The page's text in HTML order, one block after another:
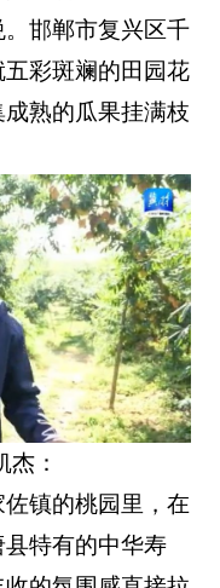
邯郸市复兴区千
彩斑斓的田园花
熟的瓜果挂满枝
：
镇的桃园里，在
特有的中华寿